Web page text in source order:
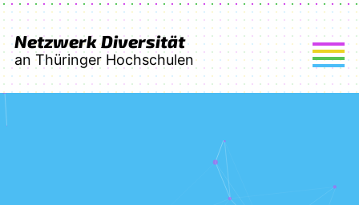
Netzwerk Diversität
an Thüringer Hochschulen